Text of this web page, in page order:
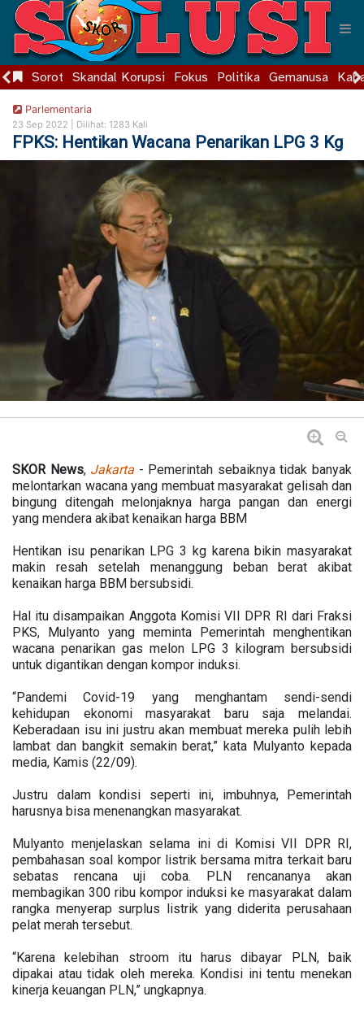
Sorot Skandal Korupsi Fokus Politika Gemanusa
Parlementaria
23 Sep 2022 | Dilihat: 1283 Kali
FPKS: Hentikan Wacana Penarikan LPG 3 Kg
SKOR News, Jakarta - Pemerintah sebaiknya tidak banyak
melontarkan wacana yang membuat masyarakat gelisah dan
bingung ditengah melonjaknya harga pangan dan energi
yang mendera akibat kenaikan harga BBM
Hentikan isu penarikan LPG 3 kg karena bikin masyarakat
makin resah setelah menanggung beban berat akibat
kenaikan harga BBM bersubsidi.
Hal itu disampaikan Anggota Komisi VII DPR RI dari Fraksi
PKS, Mulyanto yang meminta Pemerintah menghentikan
wacana penarikan gas melon LPG 3 kilogram bersubsidi
untuk digantikan dengan kompor induksi.
“Pandemi Covid-19 yang menghantam sendi-sendi
kehidupan ekonomi masyarakat baru saja melandai.
Keberadaan isu ini justru akan membuat mereka pulih lebih
lambat dan bangkit semakin berat,” kata Mulyanto kepada
media, Kamis (22/09).
Justru dalam kondisi seperti ini, imbuhnya, Pemerintah
harusnya bisa menenangkan masyarakat.
Mulyanto menjelaskan selama ini di Komisi VII DPR RI,
pembahasan soal kompor listrik bersama mitra terkait baru
sebatas rencana uji coba. PLN rencananya akan
membagikan 300 ribu kompor induksi ke masyarakat dalam
rangka menyerap surplus listrik yang diderita perusahaan
pelat merah tersebut.
“Karena kelebihan stroom itu harus dibayar PLN, baik
dipakai atau tidak oleh mereka. Kondisi ini tentu menekan
kinerja keuangan PLN,” ungkapnya.